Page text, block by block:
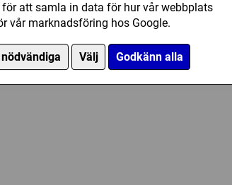
att samla in data för hur vår webbplats
vår marknadsföring hos Google.
nödvändiga Välj Godkänn alla
har också köpt